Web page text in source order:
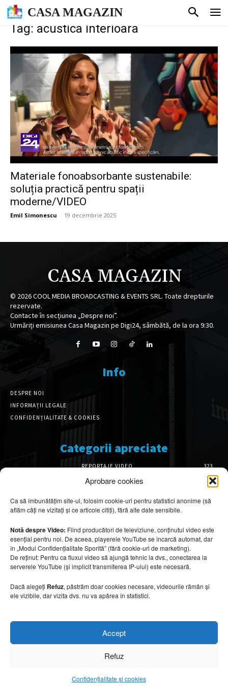
Aprobare cookies
Ca să îmbunătățim site-ul, folosim cookie-uri pentru statistici anonime (să
aflăm câți ne vizitați și ce articole citiți), fără alte date sensibile.
Notă despre Video: Fiind producători de televiziune, conținutul video este
esențial pentru noi. De aceea, playerele YouTube se încarcă automat, dar
în „Modul Confidențialitate Sporită” (fără cookie-uri de marketing).
De reținut: Pentru ca fluxul video să ajungă tehnic la dvs., conectarea la
serverele YouTube (și implicit transmiterea IP-ului) este necesară.
Dacă alegeți Refuz, păstrăm doar cookies necesare, videourile rămân și
ele vizibile, dar vizita dvs. nu va apărea în statistici.
Accept
Refuz
Confidențialitate și cookies
CASA MAGAZIN
Tag: acustica interioara
Materiale fonoabsorbante sustenabile:
soluția practică pentru spații
moderne/VIDEO
Emil Simonescu - 19 decembrie 2025
CASA MAGAZIN
© 2026COOL MEDIA BROADCASTING & EVENTS SRL. Toate drepturile
rezervate.
Contacte în secțiunea „Despre noi”.
Urmăriți emisiunea Casa Magazin pe Digi24, sâmbătă, de la ora 9:30.
Info
DESPRE NOI
INFORMAȚII LEGALE
CONFIDENȚIALITATE & COOKIES
Categorii apreciate
REPORTAJE VIDEO
323
AMENAJĂRI INTERIOARE
126
DESIGN INTERIOR
64
ARHITECTURĂ & DESIGN
OPINII & ANALIZE
43
Articole recomandate
Cele mai impresionante cabane moderne
7 august 2026
Ouse Valley Viaduct, construcția care
7 august 2026